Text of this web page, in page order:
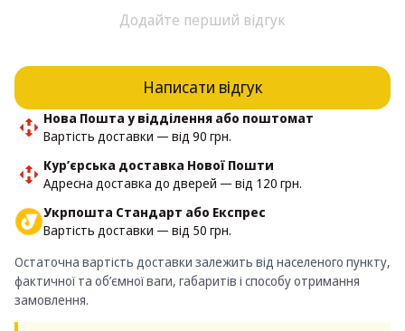
Додайте перший відгук
Написати відгук
Нова Пошта у відділення або поштомат
Вартість доставки — від 90 грн.
Кур’єрська доставка Нової Пошти
Адресна доставка до дверей — від 120 грн.
Укрпошта Стандарт або Експрес
Вартість доставки — від 50 грн.
Остаточна вартість доставки залежить від населеного пункту,
фактичної та об’ємної ваги, габаритів і способу отримання
замовлення.